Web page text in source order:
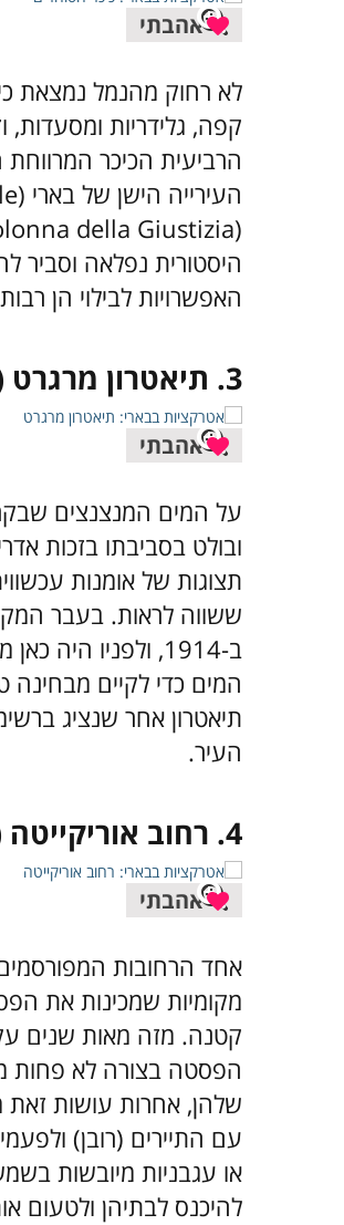
אהבתי
לא רחוק מהנמל נמצאת
קפה, גלידריות
הרביעית הכיכר
היסטורית נפלאה
האפשרויות לבילוי הן רבות
3. תיאטרון מרגרט (
אהבתי
על המים המנצנצים
ובולט בסביבתו בזכות
תצוגות של אומנות
ששווה לראות. בעבר
ב-1914, ולפניו
המים כדי לקיים
תיאטרון אחר שנציג
העיר.
4. רחוב אוריקייטה (
אהבתי
אחד הרחובות
מקומיות שמכינות את
קטנה. מזה מאות שנים
הפסטה בצורה לא פחות
שלהן, אחרות עושות זאת
עם התיירים (רובן)
או עגבניות מיובשות
להיכנס לבתיהן ולטעום